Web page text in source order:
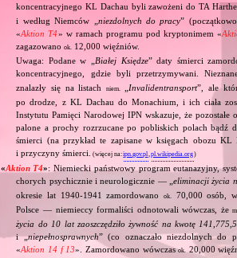
koncentracyjnego KL Dachau byli zawożeni do TA
i według Niemców „ niezdolnych do pracy”
«Aktion T4» w ramach programu pod kryptonimem «
zagazowanook. 12,000 więźniów.
Uwaga: Podane w „ Białej Księdze” daty śmierci
koncentracyjnego, gdzie byli przetrzymywani.
znalazły się na listach
niem. Invalidentransport”, ale
po drodze, z KL Dachau do Monachium, i ich ciała
Instytutu Pamięci Narodowej IPN wskazuje, że
palone a prochy rozrzucane po pobliskich polach bądź
śmierci (na przykład te zapisane w księgach obozu
i przyczyny śmierci.
(więcej na:ipn.gov.pl,pl.wikipedia.org)
«Aktion T4»: Niemiecki państwowy program eutanazyjny,
chorych psychicznie i neurologicznie — „eliminacji życia
okresie lat 1940‐1941 zamordowanook.
70,000 osób,
Polsce — niemieccy formaliści odnotowali wówczas, że
życia do 10 lat zaoszczędziło żywność na kwotę
i „niepełnosprawnych” (co oznaczało niezdolnych do
«Aktion 14 f 13». Zamordowano wówczasok. 20,000